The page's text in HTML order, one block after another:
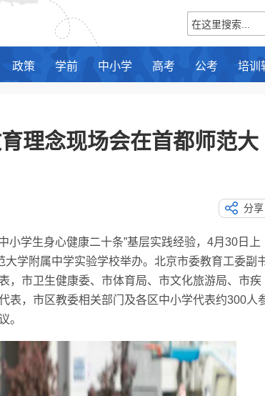
政策 学前 中小学 高考 公考 培训
理念现场会在首都师范大
分享
学生身心健康二十条”基层实践经验，4月30日上
大学附属中学实验学校举办。北京市委教育工委副
，市卫生健康委、市体育局、市文化旅游局、市疾
表，市区教委相关部门及各区中小学代表约300人
。